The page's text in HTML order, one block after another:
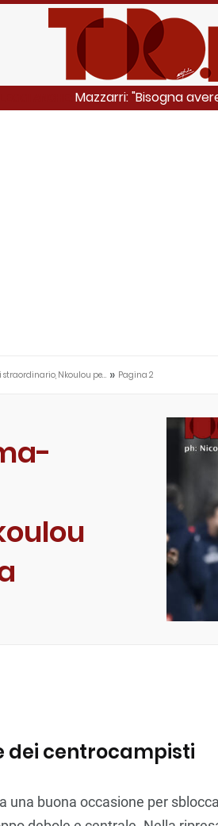
Mazzarri: "Bisogna
straordinario, Nkoulou pe… » Pagina 2
dei centrocampisti
una buona occasione per